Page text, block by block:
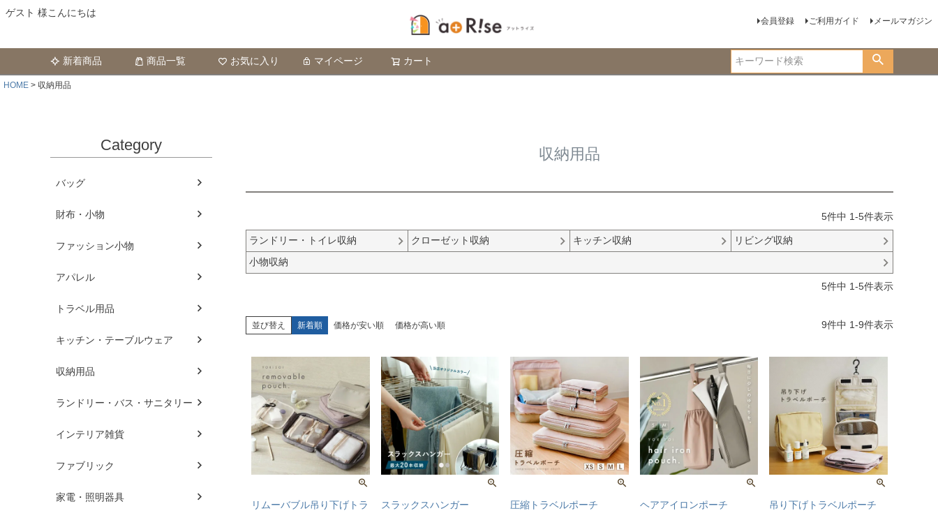
ゲスト 様こんにちは
会員登録 ご利用ガイド メールマガジン
新着商品 商品一覧 お気に入り マイページ カート
HOME 収納用品
Category
バッグ
財布・小物
ファッション小物
アパレル
トラベル用品
キッチン・テーブルウェア
収納用品
ランドリー・バス・サニタリー
インテリア雑貨
ファブリック
家電・照明器具
収納用品
5件中 1-5件表示
ランドリー・トイレ収納 クローゼット収納 キッチン収納
リビング収納
小物収納
5件中 1-5件表示
並び替え 新着順 価格が安い順 価格が高い順 9件中 1-9件表示
リムーバブル吊り下げトラ
スラックスハンガー
圧縮トラベルポーチ
ヘアアイロンポーチ
吊り下げトラベルポーチ